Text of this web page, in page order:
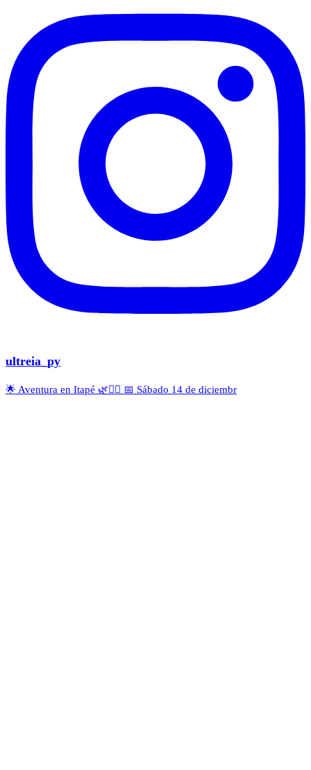
ultreia_py
🌟 Aventura en Itapé 🌿🚣‍♂️ 📅 Sábado 14 de diciembr